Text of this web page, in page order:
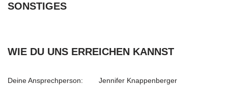
SONSTIGES
WIE DU UNS ERREICHEN KANNST
Deine Ansprechperson: Jennifer Knappenberger